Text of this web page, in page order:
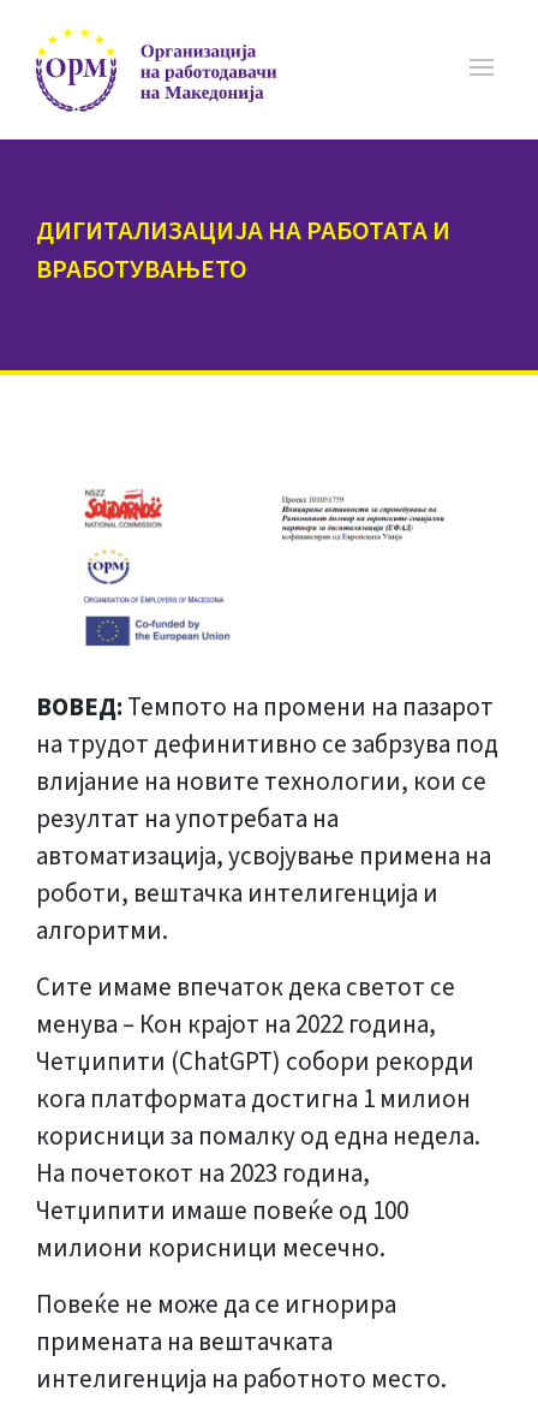
ДИГИТАЛИЗАЦИЈА НА РАБОТАТА И
ВРАБОТУВАЊЕТО
ВОВЕД: Темпото на промени на пазарот
на трудот дефинитивно се забрзува под
влијание на новите технологии, кои се
резултат на употребата на
автоматизација, усвојување примена на
роботи, вештачка интелигенција и
алгоритми.
Сите имаме впечаток дека светот се
менува – Кон крајот на 2022 година,
Четџипити (ChatGPT) собори рекорди
кога платформата достигна 1 милион
корисници за помалку од една недела.
На почетокот на 2023 година,
Четџипити имаше повеќе од 100
милиони корисници месечно.
Повеќе не може да се игнорира
примената на вештачката
интелигенција на работното место.